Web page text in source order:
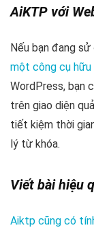
AiKTP với
Nếu bạn đang
một công cụ hữu
WordPress, bạn
trên giao diện
tiết kiệm thời
lý từ khóa.
Viết bài hiệu
Aiktp cũng có